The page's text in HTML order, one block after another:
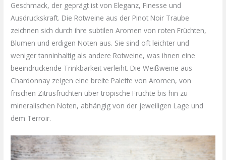
Geschmack, der geprägt ist von Eleganz, Finesse und
Ausdruckskraft. Die Rotweine aus der Pinot Noir Traube
zeichnen sich durch ihre subtilen Aromen von roten Früchten,
Blumen und erdigen Noten aus. Sie sind oft leichter und
weniger tanninhaltig als andere Rotweine, was ihnen eine
beeindruckende Trinkbarkeit verleiht. Die Weißweine aus
Chardonnay zeigen eine breite Palette von Aromen, von
frischen Zitrusfrüchten über tropische Früchte bis hin zu
mineralischen Noten, abhängig von der jeweiligen Lage und
dem Terroir.